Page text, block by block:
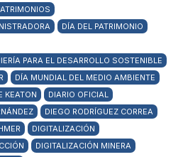
DÍA DEL PATRIMONIO
PARA EL DESARROLLO SOSTENIBLE
DÍA MUNDIAL DEL MEDIO AMBIENTE
KEATON
DIARIO OFICIAL
DIEGO RODRÍGUEZ CORREA
DIGITALIZACIÓN
DIGITALIZACIÓN MINERA